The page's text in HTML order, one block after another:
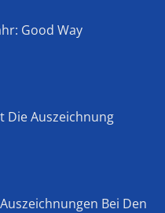
Good Way
Die Auszeichnung
Bei Den